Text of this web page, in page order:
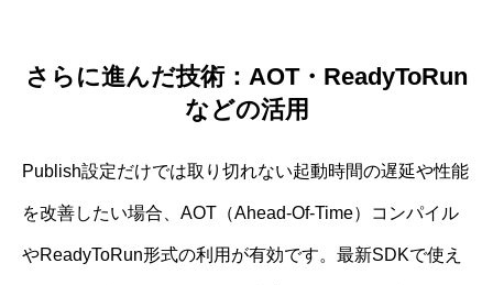
さらに進んだ技術：AOT・ReadyToRun
などの活用
Publish設定だけでは取り切れない起動時間の遅延や性能
を改善したい場合、AOT（Ahead-Of-Time）コンパイル
やReadyToRun形式の利用が有効です。最新SDKで使え